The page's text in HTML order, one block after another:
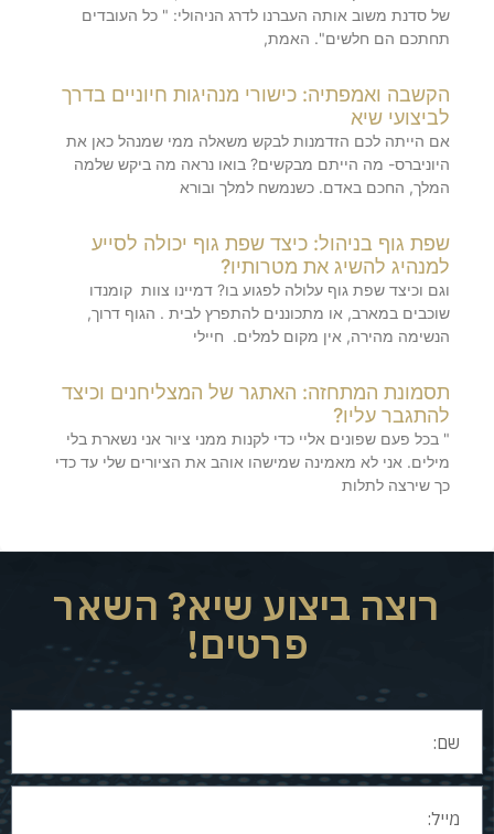
של סדנת משוב אותה העברנו לדרג הניהולי: " כל העובדים
תחתכם הם חלשים". האמת,
הקשבה ואמפתיה: כישורי מנהיגות חיוניים בדרך
לביצועי שיא
אם הייתה לכם הזדמנות לבקש משאלה ממי שמנהל כאן את
היוניברס- מה הייתם מבקשים? בואו נראה מה ביקש שלמה
המלך, החכם באדם. כשנמשח למלך ובורא
שפת גוף בניהול: כיצד שפת גוף יכולה לסייע
למנהיג להשיג את מטרותיו?
וגם וכיצד שפת גוף עלולה לפגוע בו? דמיינו צוות קומנדו
שוכבים במארב, או מתכוננים להתפרץ לבית . הגוף דרוך,
הנשימה מהירה, אין מקום למלים. חיילי
תסמונת המתחזה: האתגר של המצליחנים וכיצד
להתגבר עליו?
" בכל פעם שפונים אליי כדי לקנות ממני ציור אני נשארת בלי
מילים. אני לא מאמינה שמישהו אוהב את הציורים שלי עד כדי
כך שירצה לתלות
רוצה ביצוע שיא? השאר
פרטים!